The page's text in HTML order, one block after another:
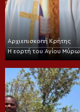
Αρχιεπισκοπή Κρήτης
Η εορτή του Αγίου